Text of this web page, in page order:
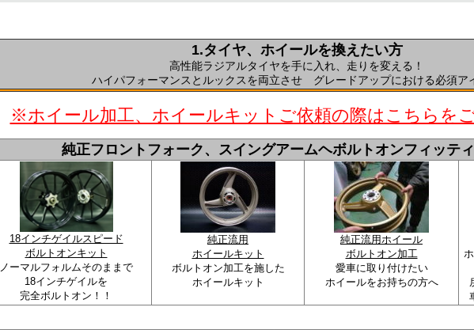
1.タイヤ、ホイールを換えたい方
高性能ラジアルタイヤを手に入れ、走りを変える！
ハイパフォーマンスとルックスを両立させ グレードアップにおける必須ア
※ホイール加工、ホイールキットご依頼の際はこちらを
純正フロントフォーク、スイングアームヘボルトオンフィッテ
18インチゲイルスピード
ボルトオンキット
ノーマルフォルムそのままで
18インチゲイルを
完全ボルトオン！！
純正流用
ホイールキット
ボルトオン加工を施した
ホイールキット
純正流用ホイール
ボルトオン加工
愛車に取り付けたい
ホイールをお持ちの方へ